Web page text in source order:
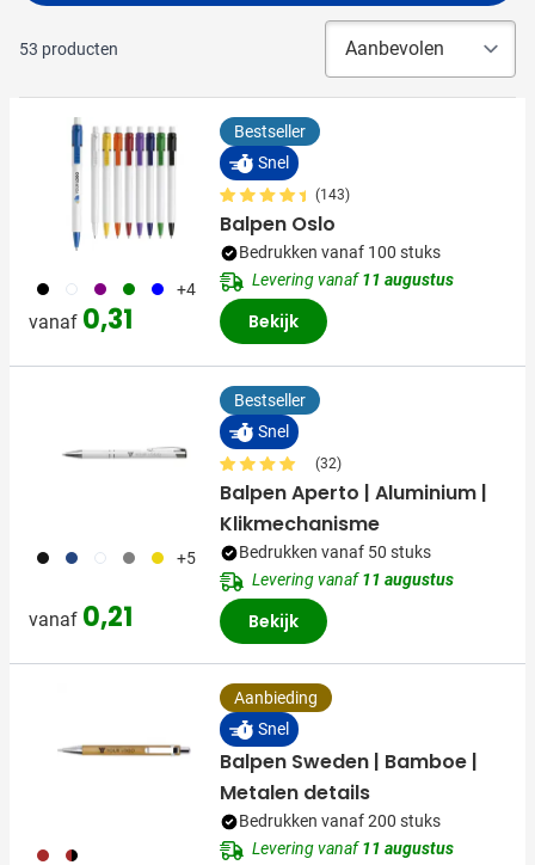
53 producten
001 002 024 004 005 +4
vanaf 0,31
Bestseller
Snel
(143)
Balpen Oslo
Bedrukken vanaf 100 stuks
Levering vanaf11 augustus
Bekijk
001 023 002 003 006 +5
vanaf 0,21
Bestseller
Snel
(32)
Balpen Aperto | Aluminium |
Klikmechanisme
Bedrukken vanaf 50 stuks
Levering vanaf11 augustus
Bekijk
011 001
Aanbieding
Snel
Balpen Sweden | Bamboe |
Metalen details
Bedrukken vanaf 200 stuks
Levering vanaf11 augustus